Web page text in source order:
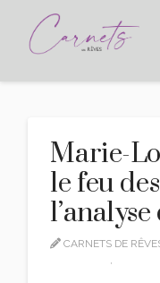
Marie-
le feu
CARNETS DE
,